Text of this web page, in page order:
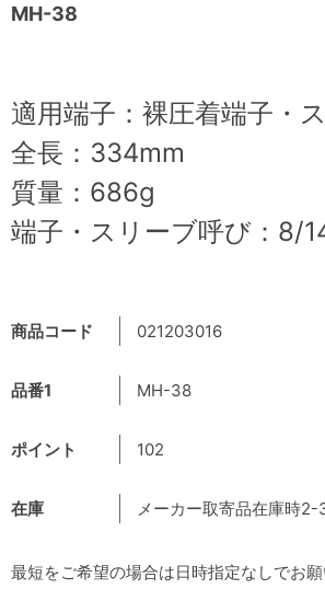
MH-38
商品コード 021203016
品番1 MH-38
ポイント 102
在庫 メーカー取寄品在庫時
適用端子：裸圧着端子・
全長：334mm
質量：686g
端子・スリーブ呼び：8/
最短をご希望の場合は日時指定なしでお願